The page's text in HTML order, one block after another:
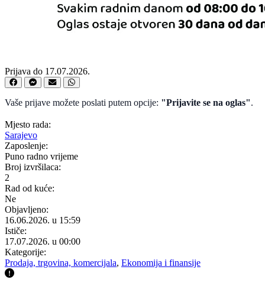
Prijava do 17.07.2026.
Vaše prijave možete poslati putem opcije: "Prijavite se na oglas".
Mjesto rada:
Sarajevo
Zaposlenje:
Puno radno vrijeme
Broj izvršilaca:
2
Rad od kuće:
Ne
Objavljeno:
16.06.2026. u 15:59
Ističe:
17.07.2026. u 00:00
Kategorije:
Prodaja, trgovina, komercijala, Ekonomija i finansije